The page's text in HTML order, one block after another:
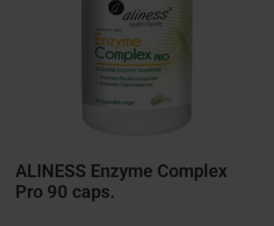
ALINESS Enzyme Complex
Pro 90 caps.